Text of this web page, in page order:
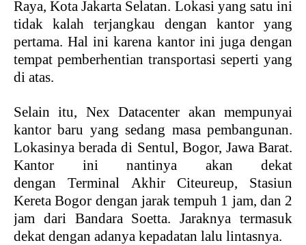
Raya, Kota Jakarta Selatan. Lokasi yang satu ini
tidak kalah terjangkau dengan kantor yang
pertama. Hal ini karena kantor ini juga dengan
tempat pemberhentian transportasi seperti yang
di atas.
Selain itu, Nex Datacenter akan mempunyai
kantor baru yang sedang masa pembangunan.
Lokasinya berada di Sentul, Bogor, Jawa Barat.
Kantor ini nantinya akan dekat
denganTerminal Akhir Citeureup, Stasiun
Kereta Bogor dengan jarak tempuh 1 jam, dan 2
jam dari Bandara Soetta. Jaraknya termasuk
dekat dengan adanya kepadatan lalu lintasnya.